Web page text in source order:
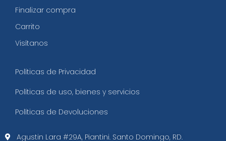
Finalizar compra
Carrito
Visítanos
Políticas de Privacidad
Políticas de uso, bienes y servicios
Políticas de Devoluciones
Agustin Lara #29A, Piantini. Santo Domingo, RD.​